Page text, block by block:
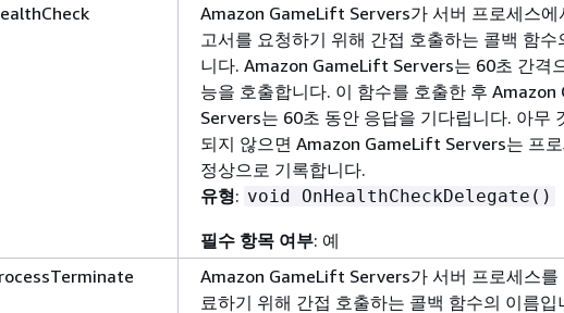
Amazon GameLift Servers가 서버 프로세스에
고서를 요청하기 위해 간접 호출하는 콜백 함수
니다. Amazon GameLift Servers는 60초 간격
능을 호출합니다. 이 함수를 호출한 후
Servers는 60초 동안 응답을 기다립니다. 아무
되지 않으면 Amazon GameLift Servers는 프
정상으로 기록합니다.
유형: void OnHealthCheckDelegate()
필수 항목 여부: 예
Amazon GameLift Servers가 서버 프로세스를
료하기 위해 간접 호출하는 콜백 함수의 이름입